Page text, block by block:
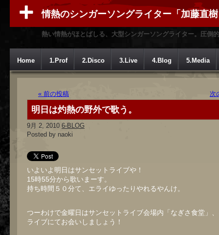
情熱のシンガーソングライター「加藤直
熱い情熱がほとばしる、大型シンガーソングライター。圧倒
Home 1.Prof 2.Disco 3.Live 4.Blog 5.Media
« 前の投稿 次
明日は灼熱の野外で歌う。
9月 2, 2010 6-BLOG
Posted by naoki
いよいよ明日はサンセットライブや！
15時55分から歌いまーす。
持ち時間５０分て、エライゆったりやれるやんけ。
つーわけで金曜日はサンセットライブ会場内「なぎさ食堂」
ライブにてお会いしましょう！